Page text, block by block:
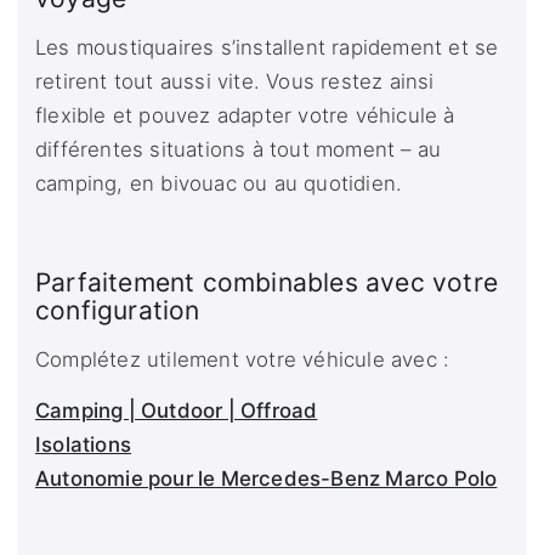
Les moustiquaires s’installent rapidement et se
retirent tout aussi vite. Vous restez ainsi
flexible et pouvez adapter votre véhicule à
différentes situations à tout moment – au
camping, en bivouac ou au quotidien.
Parfaitement combinables avec votre
configuration
Complétez utilement votre véhicule avec :
Camping | Outdoor | Offroad
Isolations
Autonomie pour le Mercedes-Benz Marco Polo